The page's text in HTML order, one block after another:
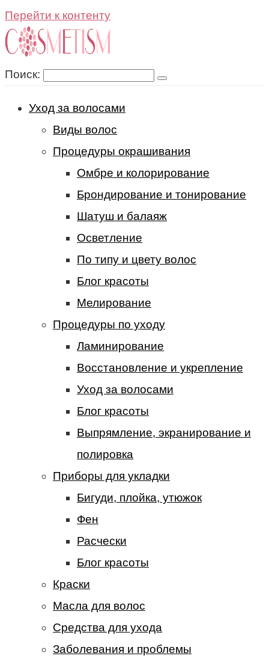
Перейти к контенту
Поиск:
Уход за волосами
Виды волос
Процедуры окрашивания
Омбре и колорирование
Брондирование и тонирование
Шатуш и балаяж
Осветление
По типу и цвету волос
Блог красоты
Мелирование
Процедуры по уходу
Ламинирование
Восстановление и укрепление
Уход за волосами
Блог красоты
Выпрямление, экранирование и
полировка
Приборы для укладки
Бигуди, плойка, утюжок
Фен
Расчески
Блог красоты
Краски
Масла для волос
Средства для ухода
Заболевания и проблемы